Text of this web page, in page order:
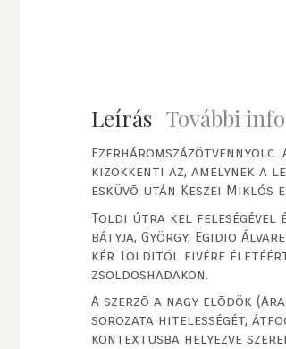
Leírás További
kizökkenti az, amelynek a
esküvõ után Keszei
Toldi útra kel feleségével
bátyja, György, Egidio
kér Tolditól fivére életéért
zsoldoshadakon.
A szerzõ a nagy elõdök
sorozata hitelességét,
kontextusba helyezve